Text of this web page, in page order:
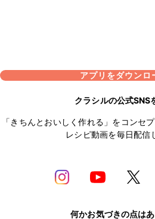
アプリをダウンロ
クラシルの公式SNS
「きちんとおいしく作れる」をコンセ
レシピ動画を毎日配信
何かお気づきの点は